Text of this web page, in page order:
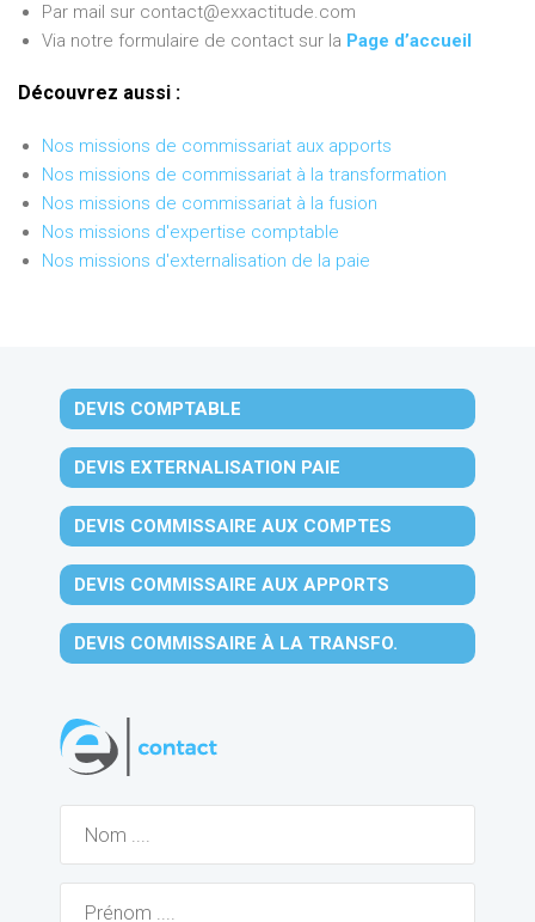
Par mail sur contact@exxactitude.com
Via notre formulaire de contact sur la Page d’accueil
Découvrez aussi :
Nos missions de commissariat aux apports
Nos missions de commissariat à la transformation
Nos missions de commissariat à la fusion
Nos missions d'expertise comptable
Nos missions d'externalisation de la paie
DEVIS COMPTABLE
DEVIS EXTERNALISATION PAIE
DEVIS COMMISSAIRE AUX COMPTES
DEVIS COMMISSAIRE AUX APPORTS
DEVIS COMMISSAIRE À LA TRANSFO.